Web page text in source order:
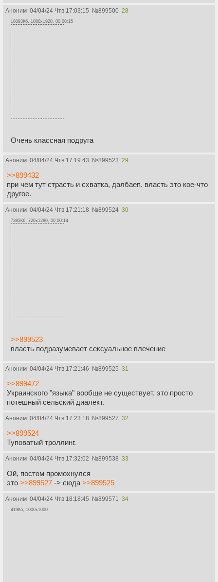
Аноним 04/04/24 Чтв 17:03:15 №899500 28
18093Кб, 1080x1920, 00:00:15
Очень классная подруга
Аноним 04/04/24 Чтв 17:19:43 №899523 29
>>899432
при чем тут страсть и схватка, далбаеп. власть это кое-что
другое.
Аноним 04/04/24 Чтв 17:21:18 №899524 30
7383Кб, 720x1280, 00:00:14
>>899523
власть подразумевает сексуальное влечение
Аноним 04/04/24 Чтв 17:21:46 №899525 31
>>899472
Украинского "языка" вообще не существует, это просто
потешный сельский диалект.
Аноним 04/04/24 Чтв 17:23:18 №899527 32
>>899524
Туповатый троллинг.
Аноним 04/04/24 Чтв 17:32:02 №899538 33
Ой, постом промохнулся
это >>899527 -> сюда >>899525
Аноним 04/04/24 Чтв 18:18:45 №899571 34
419Кб, 1000x1000